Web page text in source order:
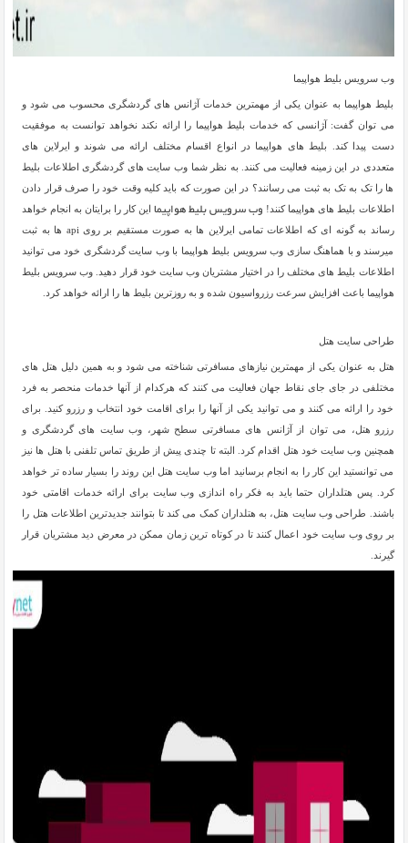
وب سرویس بلیط هواپیما
بلیط هواپیما به عنوان یکی از مهمترین خدمات آژانس های گردشگری محسوب می شود و
می توان گفت: آژانسی که خدمات بلیط هواپیما را ارائه نکند نخواهد توانست به موفقیت
دست پیدا کند. بلیط های هواپیما در انواع اقسام مختلف ارائه می شوند و ایرلاین های
متعددی در این زمینه فعالیت می کنند. به نظر شما وب سایت های گردشگری اطلاعات بلیط
ها را تک به تک به ثبت می رسانند؟ در این صورت که باید کلیه وقت خود را صرف قرار دادن
اطلاعات بلیط های هواپیما کنند! وب سرویس بلیط هواپیمااین کار را برایتان به انجام خواهد
رساند به گونه ای که اطلاعات تمامی ایرلاین ها به صورت مستقیم بر روی api ها به ثبت
میرسند و با هماهنگ سازی وب سرویس بلیط هواپیما با وب سایت گردشگری خود می توانید
اطلاعات بلیط های مختلف را در اختیار مشتریان وب سایت خود قرار دهید. وب سرویس بلیط
هواپیما باعث افزایش سرعت رزرواسیون شده و به روزترین بلیط ها را ارائه خواهد کرد.
طراحی سایت هتل
هتل به عنوان یکی از مهمترین نیازهای مسافرتی شناخته می شود و به همین دلیل هتل های
مختلفی در جای جای نقاط جهان فعالیت می کنند که هرکدام از آنها خدمات منحصر به فرد
خود را ارائه می کنند و می توانید یکی از آنها را برای اقامت خود انتخاب و رزرو کنید. برای
رزرو هتل، می توان از آژانس های مسافرتی سطح شهر، وب سایت های گردشگری و
همچنین وب سایت خود هتل اقدام کرد. البته تا چندی پیش از طریق تماس تلفنی با هتل ها نیز
می توانستید این کار را به انجام برسانید اما وب سایت هتل این روند را بسیار ساده تر خواهد
کرد. پس هتلداران حتما باید به فکر راه اندازی وب سایت برای ارائه خدمات اقامتی خود
باشند. طراحی وب سایت هتل، به هتلداران کمک می کند تا بتوانند جدیدترین اطلاعات هتل را
بر روی وب سایت خود اعمال کنند تا در کوتاه ترین زمان ممکن در معرض دید مشتریان قرار
گیرند.